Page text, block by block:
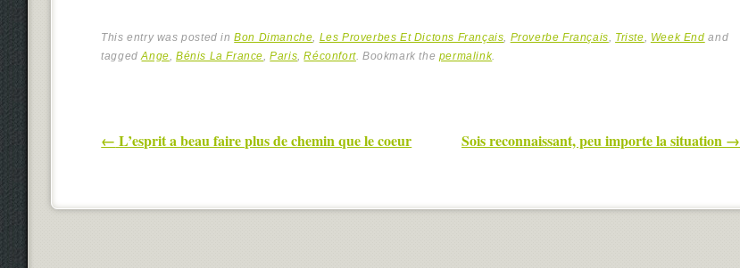
This entry was posted inBon Dimanche Les Proverbes Et Dictons Français Proverbe Français Triste Week End and
taggedAnge ,Bénis La France ,Paris ,Réconfort. Bookmark the permalink.
Post navigation
← L’esprit a beau faire plus de chemin que le coeur Sois reconnaissant, peu importe la situation →